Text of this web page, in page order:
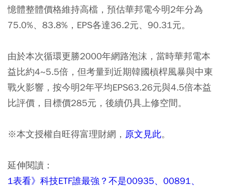
憶體整體價格維持高檔，預估華邦電今明2年分為
75.0%、83.8%，EPS各達36.2元、90.31元。
由於本次循環更勝2000年網路泡沫，當時華邦電本
益比約4~5.5倍，但考量到近期韓國槓桿風暴與中東
戰火影響，按今明2年平均EPS63.26元與4.5倍本益
比評價，目標價285元，後續仍具上修空間。
※本文授權自旺得富理財網， 原文見此。
延伸閱讀：
1表看》科技ETF誰最強？不是00935、00891、